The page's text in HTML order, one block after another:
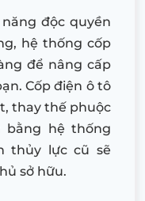
độc quyền
hệ thống cốp
để nâng cấp
Cốp điện ô tô
thay thế phuộc
bằng hệ thống
thủy lực cũ sẽ
sở hữu.